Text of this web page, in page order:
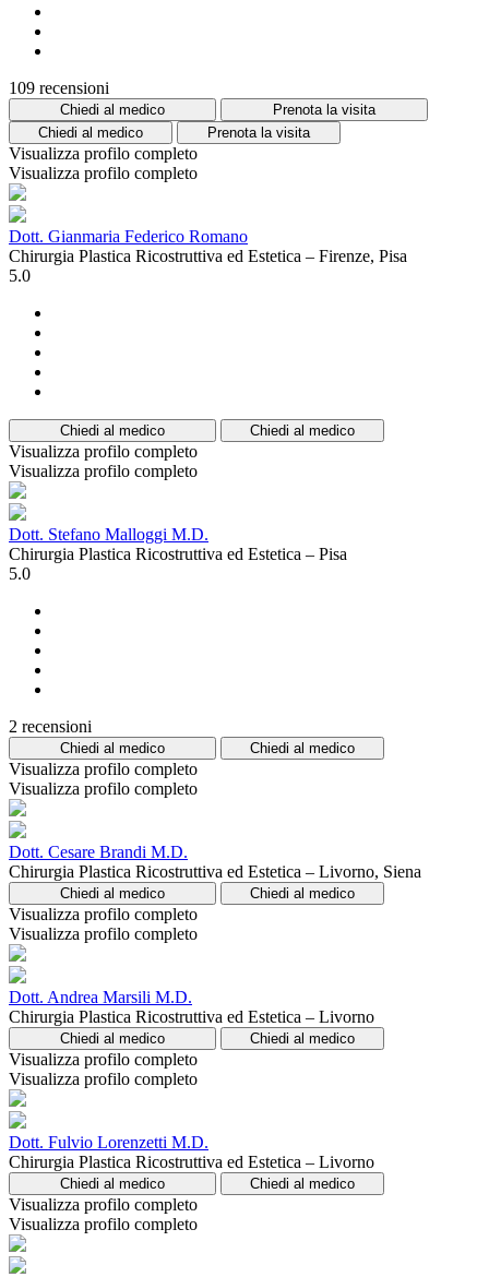
109 recensioni
Chiedi al medico
Prenota la visita
Chiedi al medico
Prenota la visita
Visualizza profilo completo
Visualizza profilo completo
Dott. Gianmaria Federico Romano
Chirurgia Plastica Ricostruttiva ed Estetica – Firenze, Pisa
5.0
Chiedi al medico Chiedi al medico
Visualizza profilo completo
Visualizza profilo completo
Dott. Stefano Malloggi M.D.
Chirurgia Plastica Ricostruttiva ed Estetica – Pisa
5.0
2 recensioni
Chiedi al medico Chiedi al medico
Visualizza profilo completo
Visualizza profilo completo
Dott. Cesare Brandi M.D.
Chirurgia Plastica Ricostruttiva ed Estetica – Livorno, Siena
Chiedi al medico Chiedi al medico
Visualizza profilo completo
Visualizza profilo completo
Dott. Andrea Marsili M.D.
Chirurgia Plastica Ricostruttiva ed Estetica – Livorno
Chiedi al medico Chiedi al medico
Visualizza profilo completo
Visualizza profilo completo
Dott. Fulvio Lorenzetti M.D.
Chirurgia Plastica Ricostruttiva ed Estetica – Livorno
Chiedi al medico Chiedi al medico
Visualizza profilo completo
Visualizza profilo completo